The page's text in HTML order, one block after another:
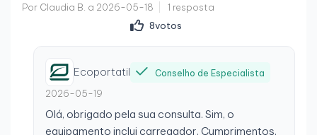
Opinião verificada
que o PC está em perfeitas condições. Muito melhor
do que eu pensava. Sem dúvida, uma excelente
escolha.
Por Claudia B. a 2026-05-18
1 resposta
8votos
Ecoportatil Conselho de Especialista
2026-05-19
Olá, obrigado pela sua consulta. Sim, o
equipamento inclui carregador. Cumprimentos.